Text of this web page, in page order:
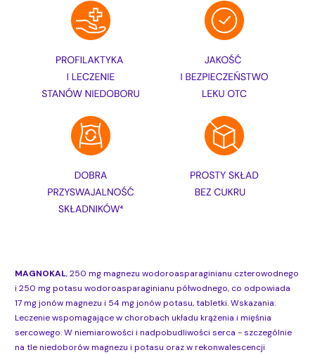
MAGNOKAL, 250 mg magnezu wodoroasparaginianu czterowodnego
i 250 mg potasu wodoroasparaginianu półwodnego, co odpowiada
17 mg jonów magnezu i 54 mg jonów potasu, tabletki. Wskazania:
Leczenie wspomagające w chorobach układu krążenia i mięśnia
sercowego. W niemiarowości i nadpobudliwości serca - szczególnie
na tle niedoborów magnezu i potasu oraz w rekonwalescencji